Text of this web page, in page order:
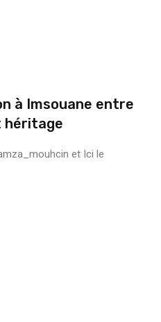
à Imsouane entre
héritage
et Ici le